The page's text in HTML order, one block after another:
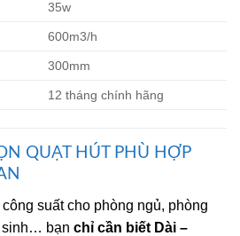
35w
600m3/h
300mm
12 tháng chính hãng
QUẠT HÚT PHÙ HỢP
suất cho phòng ngủ, phòng
sinh… bạn chỉ cần biết Dài –